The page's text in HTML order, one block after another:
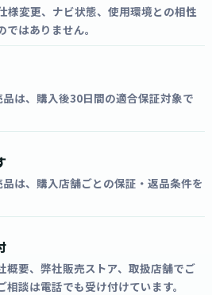
様変更、ナビ状態、使用環境との相性
はありません。
は、購入後30日間の適合保証対象で
は、購入店舗ごとの保証・返品条件を
概要、弊社販売ストア、取扱店舗でご
談は電話でも受け付けています。